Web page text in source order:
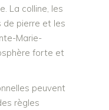
La colline, les
de pierre et les
Marie-
forte et
peuvent
règles